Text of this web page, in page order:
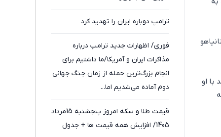
او
ترامپ دوباره ایران را تهدید کرد
فوری/ اظهارات جدید ترامپ درباره
مذاکرات ایران و آمریکا/ما داشتیم برای
انجام بزرگ‌ترین حمله از زمان جنگ جهانی
دوم آماده می‌شدیم اما...
قیمت طلا و سکه امروز پنجشنبه 15مرداد
1405/ افزایش همه قیمت ها + جدول